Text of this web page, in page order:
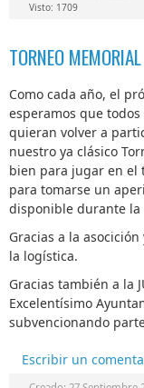
Visto: 1709
TORNEO
Como cada año, el
esperamos que todos
quieran volver a
nuestro ya clásico
bien para jugar en el
para tomarse un
disponible durante la
Gracias a la
la logística.
Gracias también a la
Excelentísimo
subvencionando
Escribir un